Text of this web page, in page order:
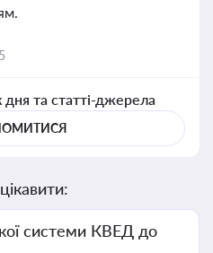
та статті-джерела
системи КВЕД до